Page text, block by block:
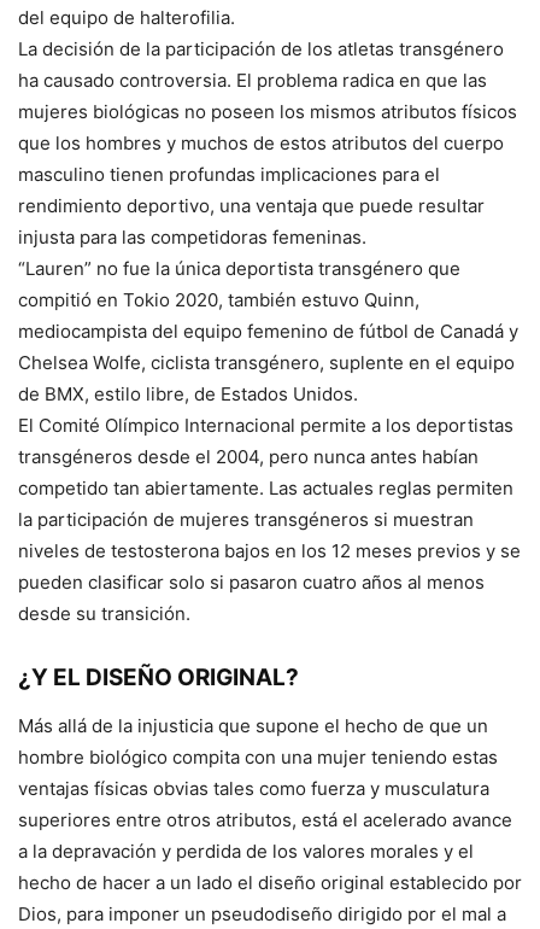
del equipo de halterofilia.
La decisión de la participación de los atletas transgénero
ha causado controversia. El problema radica en que las
mujeres biológicas no poseen los mismos atributos físicos
que los hombres y muchos de estos atributos del cuerpo
masculino tienen profundas implicaciones para el
rendimiento deportivo, una ventaja que puede resultar
injusta para las competidoras femeninas.
“Lauren” no fue la única deportista transgénero que
compitió en Tokio 2020, también estuvo Quinn,
mediocampista del equipo femenino de fútbol de Canadá y
Chelsea Wolfe, ciclista transgénero, suplente en el equipo
de BMX, estilo libre, de Estados Unidos.
El Comité Olímpico Internacional permite a los deportistas
transgéneros desde el 2004, pero nunca antes habían
competido tan abiertamente. Las actuales reglas permiten
la participación de mujeres transgéneros si muestran
niveles de testosterona bajos en los 12 meses previos y se
pueden clasificar solo si pasaron cuatro años al menos
desde su transición.
¿Y EL DISEÑO ORIGINAL?
Más allá de la injusticia que supone el hecho de que un
hombre biológico compita con una mujer teniendo estas
ventajas físicas obvias tales como fuerza y musculatura
superiores entre otros atributos, está el acelerado avance
a la depravación y perdida de los valores morales y el
hecho de hacer a un lado el diseño original establecido por
Dios, para imponer un pseudodiseño dirigido por el mal a